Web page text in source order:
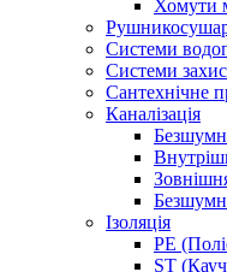
Хомути
Системи
Системи
Сантехнічне
Каналізація
Ізоляція
PE
ST